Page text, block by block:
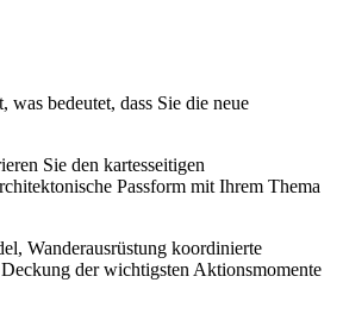
bedeutet, dass Sie die neue
Sie den kartesseitigen
Passform mit Ihrem Thema
Wanderausrüstung koordinierte
der wichtigsten Aktionsmomente